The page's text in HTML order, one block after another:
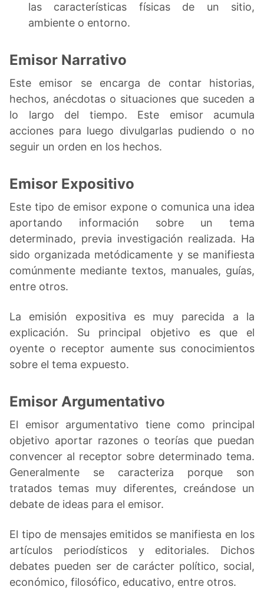
las características físicas de un sitio,
ambiente o entorno.
Emisor Narrativo
Este emisor se encarga de contar historias,
hechos, anécdotas o situaciones que suceden a
lo largo del tiempo. Este emisor acumula
acciones para luego divulgarlas pudiendo o no
seguir un orden en los hechos.
Emisor Expositivo
Este tipo de emisor expone o comunica una idea
aportando información sobre un tema
determinado, previa investigación realizada. Ha
sido organizada metódicamente y se manifiesta
comúnmente mediante textos, manuales, guías,
entre otros.
La emisión expositiva es muy parecida a la
explicación. Su principal objetivo es que el
oyente o receptor aumente sus conocimientos
sobre el tema expuesto.
Emisor Argumentativo
El emisor argumentativo tiene como principal
objetivo aportar razones o teorías que puedan
convencer al receptor sobre determinado tema.
Generalmente se caracteriza porque son
tratados temas muy diferentes, creándose un
debate de ideas para el emisor.
El tipo de mensajes emitidos se manifiesta en los
artículos periodísticos y editoriales. Dichos
debates pueden ser de carácter político, social,
económico, filosófico, educativo, entre otros.